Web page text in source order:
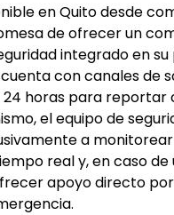
en Quito desde
de ofrecer un
integrado en
cuenta con canales de
24 horas para reportar
el equipo de
a
real y, en caso de
apoyo directo